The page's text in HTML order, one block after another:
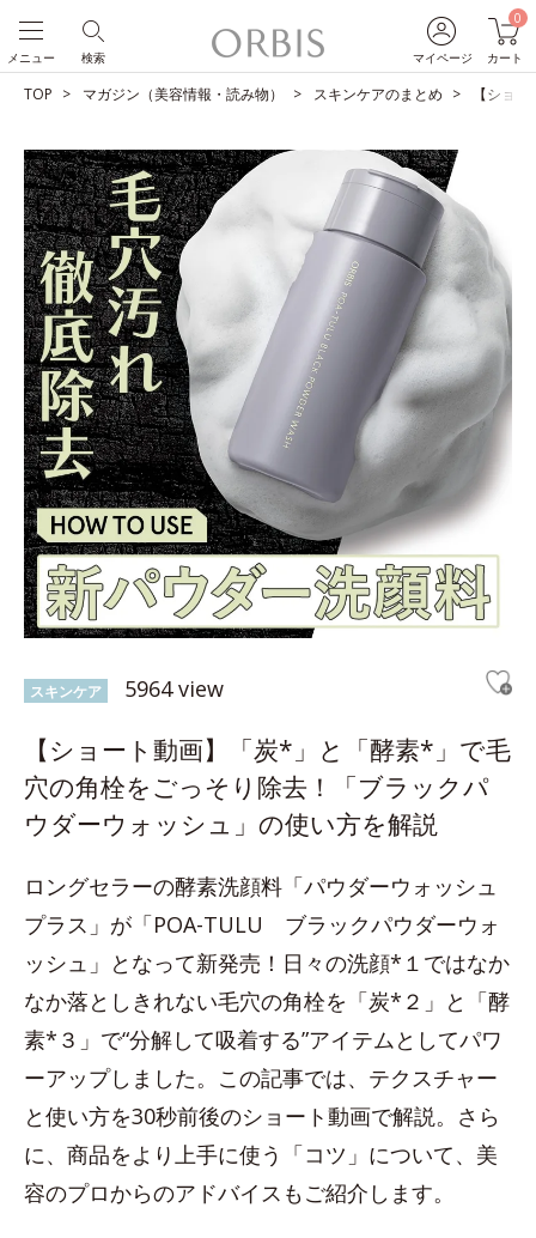
マイページ
0
カート
検索
メニュー
TOP マガジン（美容情報・読み物） スキンケアのまとめ 【ショ
スキンケア 5964 view
【ショート動画】「炭*」と「酵素*」で毛
穴の角栓をごっそり除去！「ブラックパ
ウダーウォッシュ」の使い方を解説
ロングセラーの酵素洗顔料「パウダーウォッシュ
プラス」が「POA-TULU ブラックパウダーウォ
ッシュ」となって新発売！日々の洗顔*１ではなか
なか落としきれない毛穴の角栓を「炭*２」と「酵
素*３」で“分解して吸着する”アイテムとしてパワ
ーアップしました。この記事では、テクスチャー
と使い方を30秒前後のショート動画で解説。さら
に、商品をより上手に使う「コツ」について、美
容のプロからのアドバイスもご紹介します。